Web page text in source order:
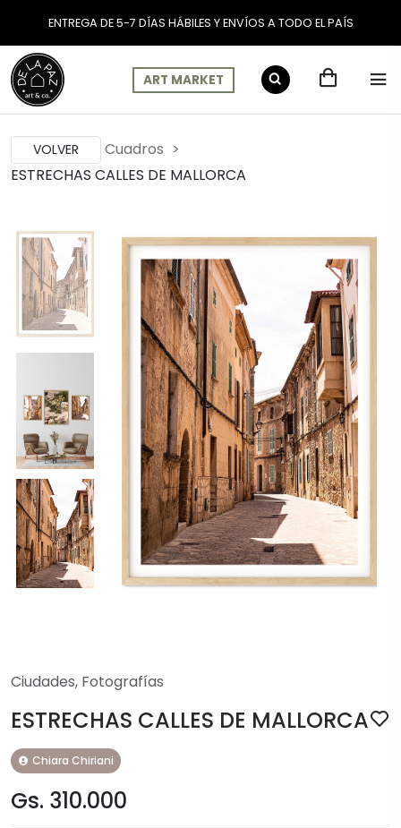
ENTREGA DE 5-7 DÍAS HÁBILES Y ENVÍOS A TODO EL PAÍS
ART MARKET
VOLVER
Cuadros
ESTRECHAS CALLES DE MALLORCA
Ciudades, Fotografías
ESTRECHAS CALLES DE MALLORCA
Chiara Chiriani
Gs. 310.000